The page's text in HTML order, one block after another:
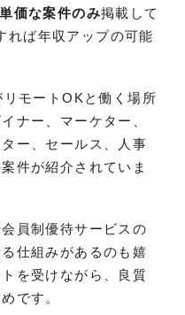
価な案件のみ掲載して
れば年収アップの可能
モートOKと働く場所
ナー、マーケター、
ー、セールス、人事
件が紹介されていま
員制優待サービスの
仕組みがあるのも嬉
を受けながら、良質
です。